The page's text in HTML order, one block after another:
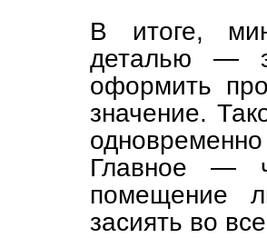
В итоге,
деталью —
оформить
значение.
Главное —
помещение
засиять во